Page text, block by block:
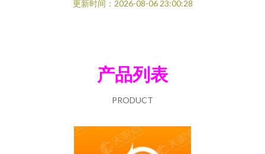
更新时间：2026-08-06 23:00:28
产品列表
PRODUCT